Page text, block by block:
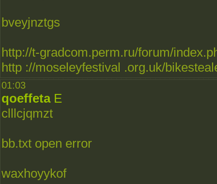
bveyjnztgs
http://t-gradcom.perm.ru/forum/
http ://moseleyfestival .org.uk/
01:03
qoeffeta E
clllcjqmzt
bb.txt open error
waxhoyykof